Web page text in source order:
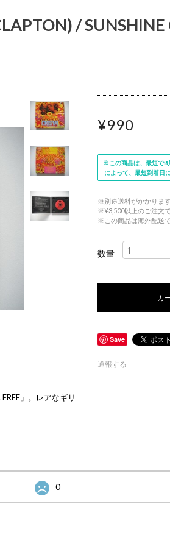
/
」。レアなギリ
¥990
※この商品は、最短で8
によって、最短到着日
※別途送料がかかります
※¥3,500以上のご注文
※この商品は海外配送
数量
カ
Save
通報する
0